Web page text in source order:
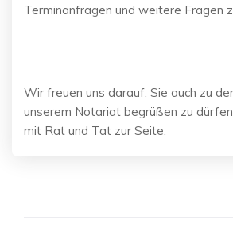
Terminanfragen und weitere Fragen
Wir freuen uns darauf, Sie auch zu
unserem Notariat begrüßen zu
mit Rat und Tat zur Seite.